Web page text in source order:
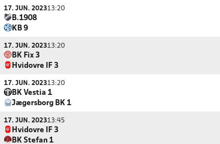
17. JUN. 202313:20
B.1908
KB 9
17. JUN. 202313:20
BK Fix 3
Hvidovre IF 3
17. JUN. 202313:20
BK Vestia 1
Jægersborg BK 1
17. JUN. 202313:45
Hvidovre IF 3
BK Stefan 1